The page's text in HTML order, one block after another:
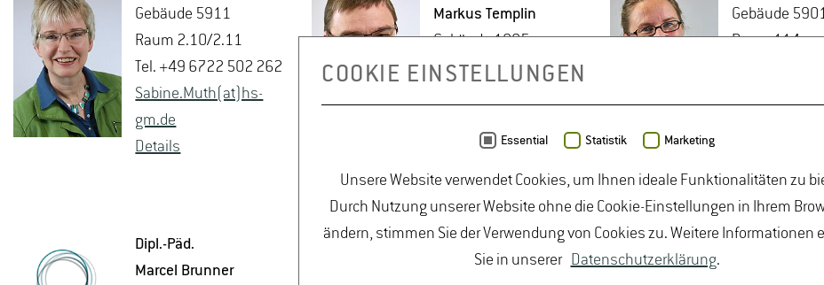
Ge­bäu­de 5911
Raum 2.10/2.11
Tel. +49 6722 502 262
Sa­bi­ne.Muth(at)hs-​
gm.​de
De­tails
Mar­kus Tem­plin
Ge­bäu­de 1005
Raum 02
Mar­kus.Tem­
plin(at)hs-​gm.​de
De­tails
Ge­bäu­de
Raum 114
De­tails
Dipl.-Päd.
Mar­cel Brun­ner
Han­nah Schmidt-Weis
Tel. +49 6722 502 285
COOKIE EINSTELLUNGEN
Essential Statistik Marketing
Unsere Website verwendet Cookies, um Ihnen ideale Funktionalitäten zu
Durch Nutzung unserer Website ohne die Cookie-Einstellungen in Ihrem
ändern, stimmen Sie der Verwendung von Cookies zu. Weitere Informationen
Sie in unserer Datenschutzerklärung.